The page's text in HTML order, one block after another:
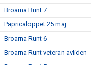
Broarna Runt 7
Papricaloppet 25 maj
Broarna Runt 6
Broarna Runt veteran avliden